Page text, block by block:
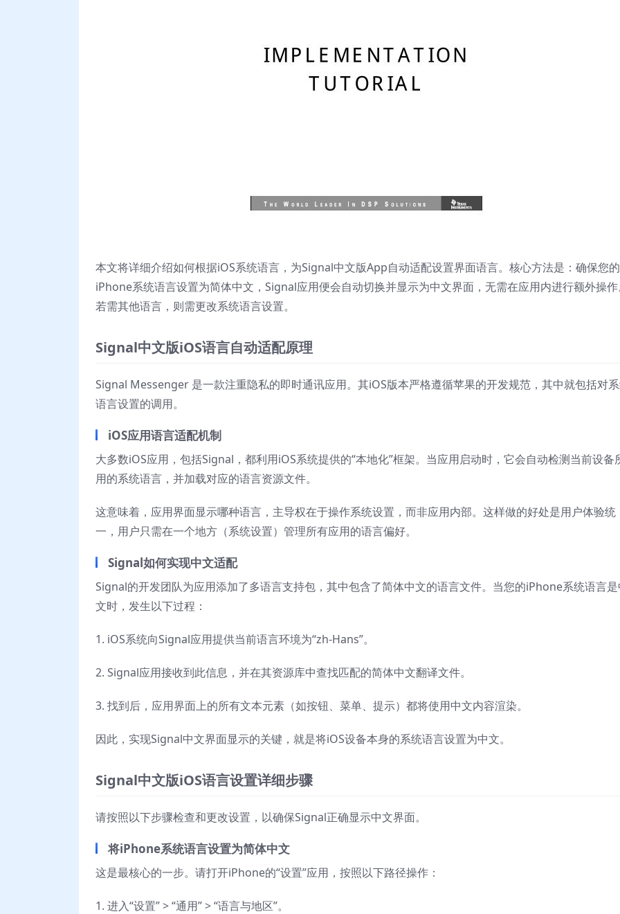
本文将详细介绍如何根据iOS系统语言，为Signal中文版App自动适配设置界面语言。核心方法是：确保您的
iPhone系统语言设置为简体中文，Signal应用便会自动切换并显示为中文界面，无需在应用内进行额外操
若需其他语言，则需更改系统语言设置。
Signal中文版iOS语言自动适配原理
Signal Messenger 是一款注重隐私的即时通讯应用。其iOS版本严格遵循苹果的开发规范，其中就包括对
语言设置的调用。
iOS应用语言适配机制
大多数iOS应用，包括Signal，都利用iOS系统提供的“本地化”框架。当应用启动时，它会自动检测当前设备
用的系统语言，并加载对应的语言资源文件。
这意味着，应用界面显示哪种语言，主导权在于操作系统设置，而非应用内部。这样做的好处是用户体验统
一，用户只需在一个地方（系统设置）管理所有应用的语言偏好。
Signal如何实现中文适配
Signal的开发团队为应用添加了多语言支持包，其中包含了简体中文的语言文件。当您的iPhone系统语言
文时，发生以下过程：
1. iOS系统向Signal应用提供当前语言环境为“zh-Hans”。
2. Signal应用接收到此信息，并在其资源库中查找匹配的简体中文翻译文件。
3. 找到后，应用界面上的所有文本元素（如按钮、菜单、提示）都将使用中文内容渲染。
因此，实现Signal中文界面显示的关键，就是将iOS设备本身的系统语言设置为中文。
Signal中文版iOS语言设置详细步骤
请按照以下步骤检查和更改设置，以确保Signal正确显示中文界面。
将iPhone系统语言设置为简体中文
这是最核心的一步。请打开iPhone的“设置”应用，按照以下路径操作：
1. 进入“设置” > “通用” > “语言与地区”。